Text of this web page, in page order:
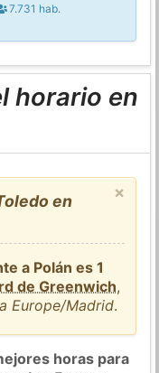
7.731 hab.
horario en
×
en
a Polán es 1
de Greenwich,
Europe/Madrid.
horas para